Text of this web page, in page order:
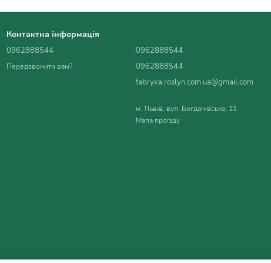
Контактна інформація
0962888544
Передзвонити вам?
0962888544
0962888544
fabryka.roslyn.com.ua@gmail.com
м. Львів, вул. Богданівська, 11
Мапа проїзду